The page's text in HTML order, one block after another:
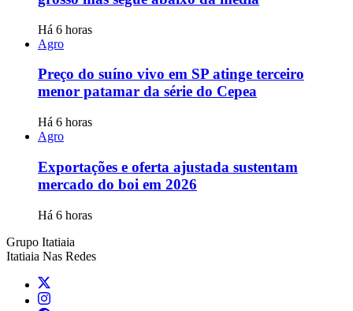
Há 6 horas
Agro
Preço do suíno vivo em SP atinge terceiro
menor patamar da série do Cepea
Há 6 horas
Agro
Exportações e oferta ajustada sustentam
mercado do boi em 2026
Há 6 horas
Grupo Itatiaia
Itatiaia Nas Redes